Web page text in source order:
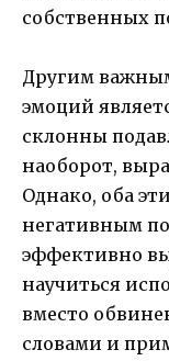
собственных
Другим
эмоций
склонны
наоборот,
Однако, оба
негативным
эффективно
научиться
вместо
словами и